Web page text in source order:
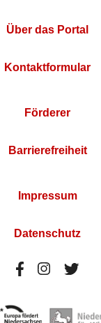
Über das Portal
Kontaktformular
Förderer
Barrierefreiheit
Impressum
Datenschutz